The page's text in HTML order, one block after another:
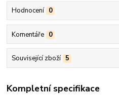
Hodnocení 0
Komentáře 0
Související zboží 5
Kompletní specifikace